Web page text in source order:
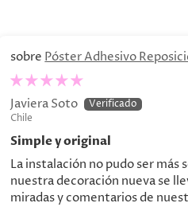
Póster Adhesivo
Personalizado. Decoración
Javiera Soto
Chile
Simple y original
La instalación no pudo ser más
nuestra decoración nueva se
miradas y comentarios de